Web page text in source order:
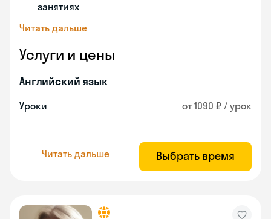
занятиях
Читать дальше
Услуги и цены
Английский язык
Уроки от 1090 ₽ / урок
Читать дальше Выбрать время